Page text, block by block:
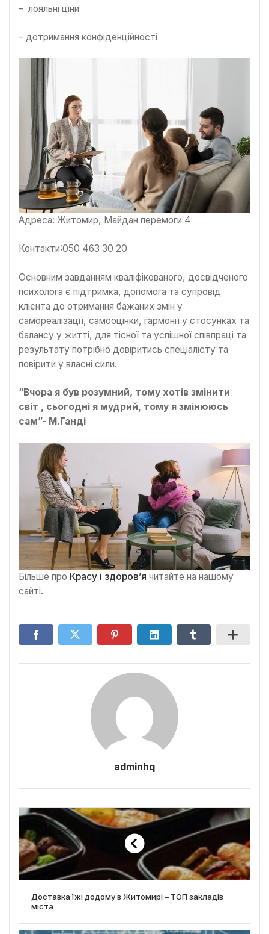
– лояльні ціни
– дотримання конфіденційності
Адреса: Житомир, Майдан перемоги 4
Контакти:050 463 30 20
Основним завданням кваліфікованого, досвідченого
психолога є підтримка, допомога та супровід
клієнта до отримання бажаних змін у
самореалізації, самооцінки, гармонії у стосунках та
балансу у житті, для тісної та успішної співпраці та
результату потрібно довіритись спеціалісту та
повірити у власні сили.
“Вчора я був розумний, тому хотів змінити
світ , сьогодні я мудрий, тому я змінююсь
сам”- М.Ганді
Більше про Красу і здоров’я читайте на нашому
сайті.
adminhq
Доставка їжі додому в Житомирі – ТОП закладів
міста